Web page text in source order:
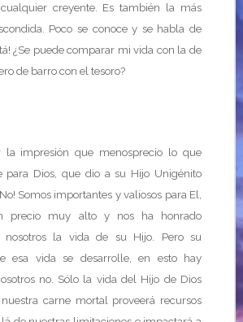
creyente. Es también la más
Poco se conoce y se habla de
¿Se puede comparar mi vida con la de
de barro con el tesoro?
la impresión que menosprecio lo que
para Dios, que dio a su Hijo Unigénito
Somos importantes y valiosos para El,
precio muy alto y nos ha honrado
nosotros la vida de su Hijo. Pero su
esa vida se desarrolle, en esto hay
no. Sólo la vida del Hijo de Dios
carne mortal proveerá recursos